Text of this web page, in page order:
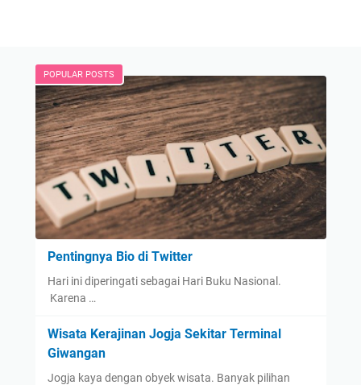
POPULAR POSTS
Pentingnya Bio di Twitter
Hari ini diperingati sebagai Hari Buku Nasional.
Karena …
Wisata Kerajinan Jogja Sekitar Terminal
Giwangan
Jogja kaya dengan obyek wisata. Banyak pilihan